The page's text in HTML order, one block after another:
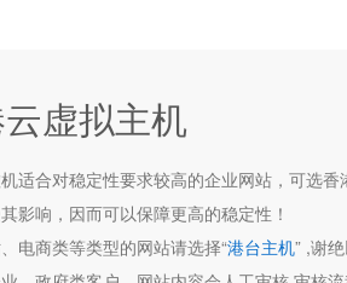
虚拟主机
适合对稳定性要求较高的企业网站，可选
影响，因而可以保障更高的稳定性！
电商类等类型的网站请选择“港台主机” ,谢